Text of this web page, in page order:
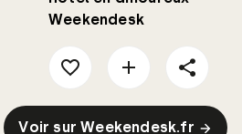
Weekendesk
Voir sur Weekendesk.fr